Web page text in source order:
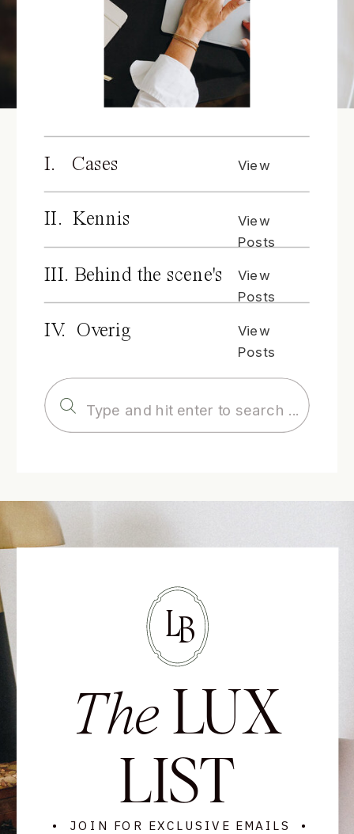
I. Cases
View
II. Kennis
View
Posts
III. Behind the scene's
View
Posts
IV. Overig
View
Posts
Search
for:
The LUX
LIST
• JOIN FOR EXCLUSIVE EMAILS •
LB